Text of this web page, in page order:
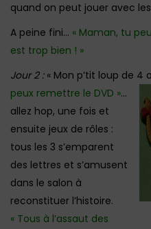
quand on peut jouer avec
A peine fini… « Maman, tu
est trop bien ! »
Jour 2 :« Mon p’tit loup de 4
peux remettre le DVD »…
allez hop, une fois et
ensuite jeux de rôles :
tous les 3 s’emparent
des lettres et s’amusent
dans le salon à
reconstituer l’histoire.
« Tous à l’assaut des